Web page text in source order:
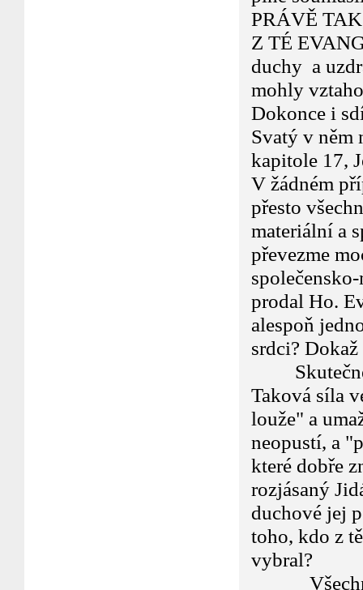
PRÁVĚ
Z TÉ
duchy a
mohly
Dokonce i
Svatý v něm
kapitole 17,
V žádném
přesto
materiální a
převezme
prodal Ho.
alespoň
srdci?
Taková síla
louže" a
neopustí, a
které dobře
rozjásaný
duchové jej
toho, kdo z
vybral?
Všechny